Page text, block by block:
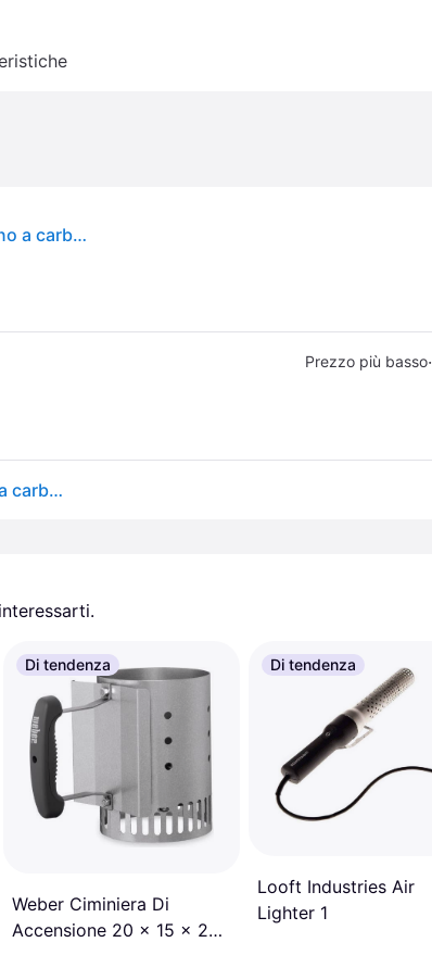
Accendino a carbonella Relaxdays, in acciaio, accendino a carbonella per BBQ, caminetto, barbecue, H x P: 27 x 16 cm, starter per barbecue, argento
Prezzo più basso·
Accendino a carbonella Relaxdays, in acciaio, accendino a carbonella per BBQ, caminetto, barbecue, H x P: 27 x 16 cm, starter per barbecue, argento
Di tendenza
Weber Ciminiera Di
Accensione 20 x 15 x 27
Di tendenza
Looft Industries Air
Lighter 1